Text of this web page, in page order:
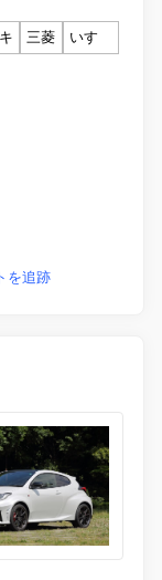
三菱
いすゞ
を追跡